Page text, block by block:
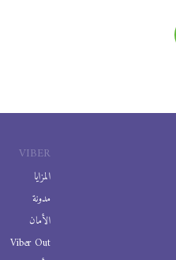
VIBER
المزايا
مدونة
الأمان
Viber Out